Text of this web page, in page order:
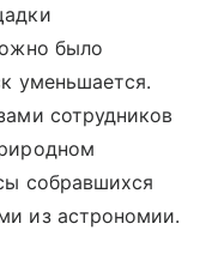
было
уменьшается.
сотрудников
собравшихся
из астрономии.